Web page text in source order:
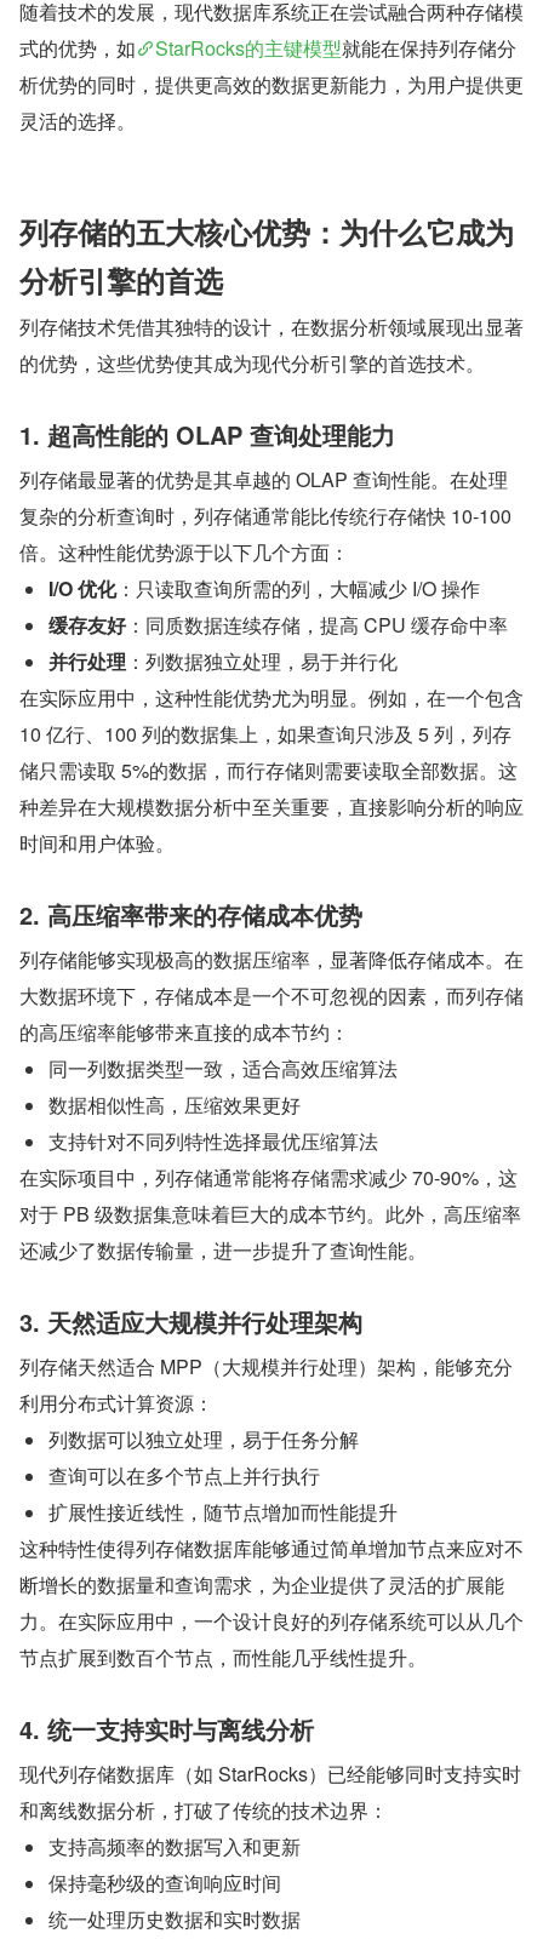
随着技术的发展，现代数据库系统正在尝试融合两种存储模
式的优势，如
StarRocks的主键模型就能在保持列存储分
析优势的同时，提供更高效的数据更新能力，为用户提供更
灵活的选择。
列存储的五大核心优势：为什么它成为
分析引擎的首选
列存储技术凭借其独特的设计，在数据分析领域展现出显著
的优势，这些优势使其成为现代分析引擎的首选技术。
1. 超高性能的 OLAP 查询处理能力
列存储最显著的优势是其卓越的 OLAP 查询性能。在处理
复杂的分析查询时，列存储通常能比传统行存储快 10-100
倍。这种性能优势源于以下几个方面：
I/O 优化：只读取查询所需的列，大幅减少 I/O 操作
缓存友好：同质数据连续存储，提高 CPU 缓存命中率
并行处理 ：列数据独立处理，易于并行化
在实际应用中，这种性能优势尤为明显。例如，在一个包含
10 亿行、100 列的数据集上，如果查询只涉及 5 列，列存
储只需读取 5%的数据，而行存储则需要读取全部数据。这
种差异在大规模数据分析中至关重要，直接影响分析的响应
时间和用户体验。
2. 高压缩率带来的存储成本优势
列存储能够实现极高的数据压缩率，显著降低存储成本。在
大数据环境下，存储成本是一个不可忽视的因素，而列存储
的高压缩率能够带来直接的成本节约：
同一列数据类型一致，适合高效压缩算法
数据相似性高，压缩效果更好
支持针对不同列特性选择最优压缩算法
在实际项目中，列存储通常能将存储需求减少 70-90%，这
对于 PB 级数据集意味着巨大的成本节约。此外，高压缩率
还减少了数据传输量，进一步提升了查询性能。
3. 天然适应大规模并行处理架构
列存储天然适合 MPP（大规模并行处理）架构，能够充分
利用分布式计算资源：
列数据可以独立处理，易于任务分解
查询可以在多个节点上并行执行
扩展性接近线性，随节点增加而性能提升
这种特性使得列存储数据库能够通过简单增加节点来应对不
断增长的数据量和查询需求，为企业提供了灵活的扩展能
力。在实际应用中，一个设计良好的列存储系统可以从几个
节点扩展到数百个节点，而性能几乎线性提升。
4. 统一支持实时与离线分析
现代列存储数据库（如 StarRocks）已经能够同时支持实时
和离线数据分析，打破了传统的技术边界：
支持高频率的数据写入和更新
保持毫秒级的查询响应时间
统一处理历史数据和实时数据